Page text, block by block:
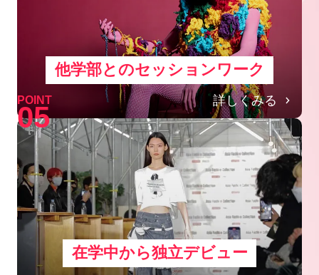
他学部とのセッションワーク
詳しくみる
POINT
05
在学中から独立デビュー